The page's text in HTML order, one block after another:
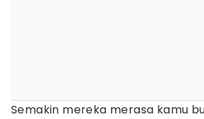
Semakin mereka merasa kamu